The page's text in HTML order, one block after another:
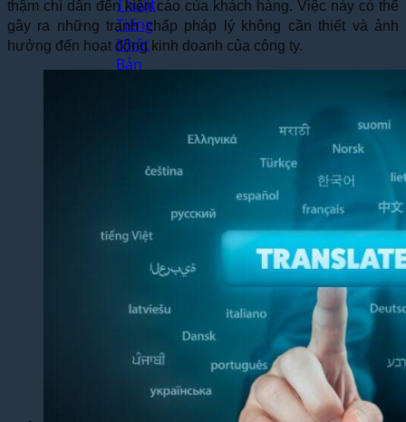
Thuật
Tiếng
Nhật
Bản
Quốc
Pháp
Tiếng
Thuật
Tiếng
thậm chí dẫn đến kiện cáo của khách hàng. Việc này có thể
gây ra những tranh chấp pháp lý không cần thiết và ảnh
hưởng đến hoạt động kinh doanh của công ty.